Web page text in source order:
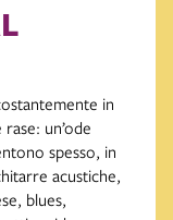
in
un’ode
spesso, in
acustiche,
blues,